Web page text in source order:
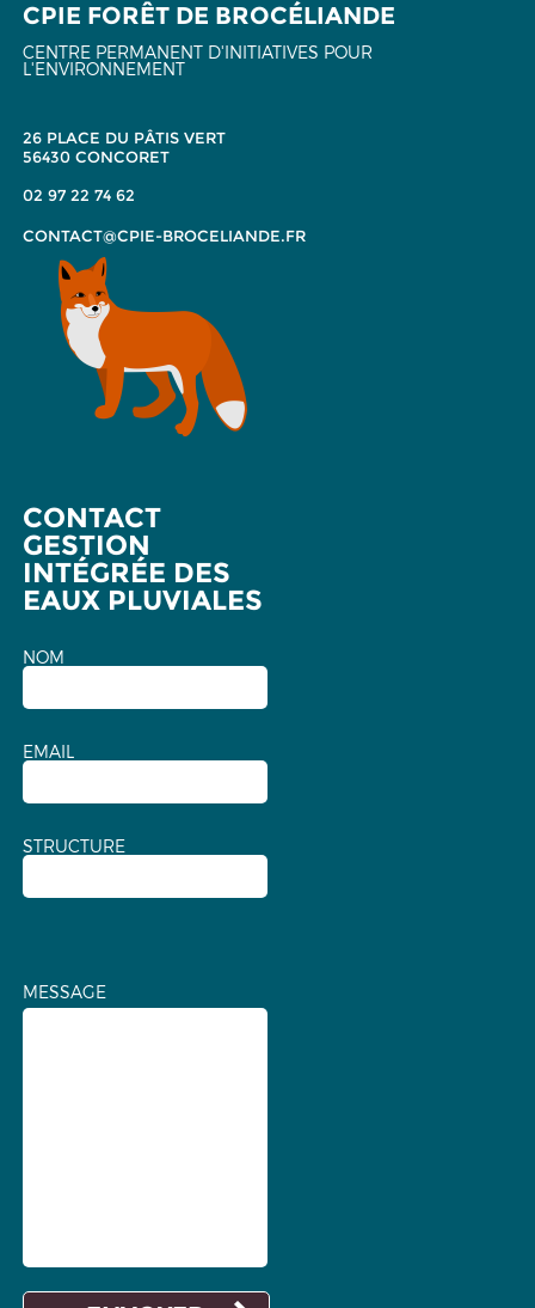
CPIE FORÊT DE BROCÉLIANDE
CENTRE PERMANENT D'INITIATIVES POUR
L'ENVIRONNEMENT
26 PLACE DU PÂTIS VERT
56430 CONCORET
02 97 22 74 62
CONTACT@CPIE-BROCELIANDE.FR
CONTACT
GESTION
INTÉGRÉE DES
EAUX PLUVIALES
NOM
EMAIL
STRUCTURE
MESSAGE